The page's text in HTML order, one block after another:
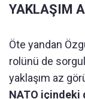
YAKLAŞIM
Öte yandan
rolünü de
yaklaşım az
NATO içindeki